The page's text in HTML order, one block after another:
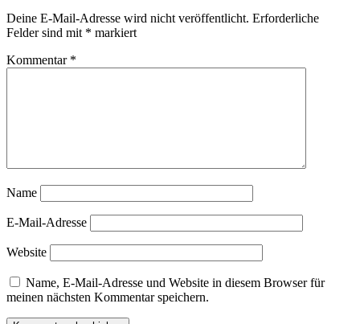
Deine E-Mail-Adresse wird nicht veröffentlicht. Erforderliche
Felder sind mit * markiert
Kommentar *
Name
E-Mail-Adresse
Website
Name, E-Mail-Adresse und Website in diesem Browser für
meinen nächsten Kommentar speichern.